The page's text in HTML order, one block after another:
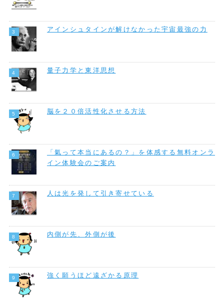
アインシュタインが解けなかった宇宙最強の力
量子力学と東洋思想
脳を２０倍活性化させる方法
「氣って本当にあるの？」を体感する無料オンラ
イン体験会のご案内
人は光を発して引き寄せている
内側が先、外側が後
強く願うほど遠ざかる原理